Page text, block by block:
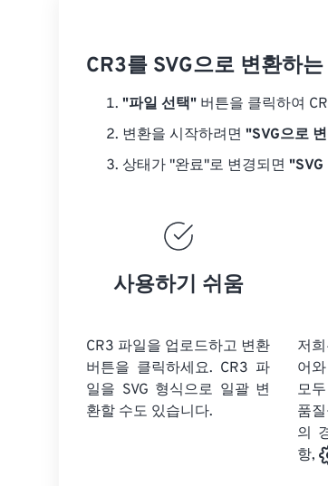
CR3를 SVG으로 변환하
"파일 선택" 버튼을 클릭하여
변환을 시작하려면 "SVG으로
상태가 "완료"로 변경되면
사용하기 쉬움
CR3 파일을 업로드하고 변환
버튼을 클릭하세요. CR3 파
일을 SVG 형식으로 일괄 변
환할 수도 있습니다.
저
어
모
품
의
항,